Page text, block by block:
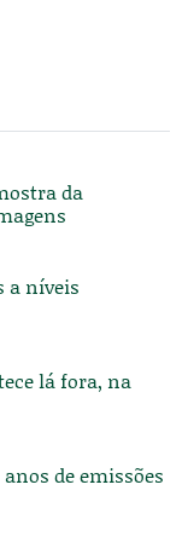
da
a níveis
lá fora, na
de emissões